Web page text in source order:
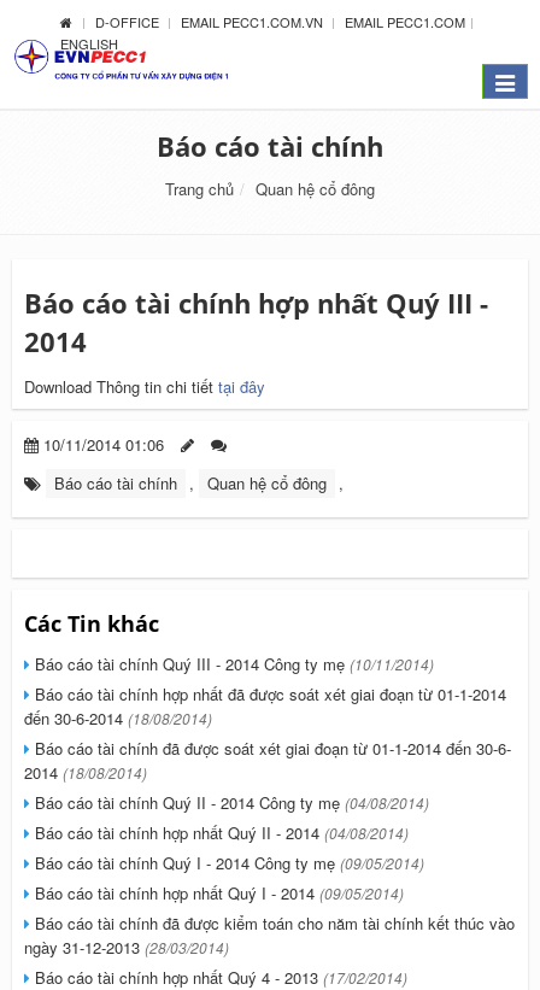
D-OFFICE EMAIL PECC1.COM.VN
EMAIL PECC1.COM
ENGLISH
Menu
Báo cáo tài chính
Trang chủ Quan hệ cổ đông
Báo cáo tài chính hợp nhất Quý III -
2014
Download Thông tin chi tiết tại đây
10/11/2014 01:06
Báo cáo tài chính , Quan hệ cổ đông ,
Các Tin khác
Báo cáo tài chính Quý III - 2014 Công ty mẹ (10/11/2014)
Báo cáo tài chính hợp nhất đã được soát xét giai đoạn từ 01-1-2014
đến 30-6-2014 (18/08/2014)
Báo cáo tài chính đã được soát xét giai đoạn từ 01-1-2014 đến 30-6-
2014 (18/08/2014)
Báo cáo tài chính Quý II - 2014 Công ty mẹ (04/08/2014)
Báo cáo tài chính hợp nhất Quý II - 2014 (04/08/2014)
Báo cáo tài chính Quý I - 2014 Công ty mẹ (09/05/2014)
Báo cáo tài chính hợp nhất Quý I - 2014 (09/05/2014)
Báo cáo tài chính đã được kiểm toán cho năm tài chính kết thúc vào
ngày 31-12-2013 (28/03/2014)
Báo cáo tài chính hợp nhất Quý 4 - 2013 (17/02/2014)